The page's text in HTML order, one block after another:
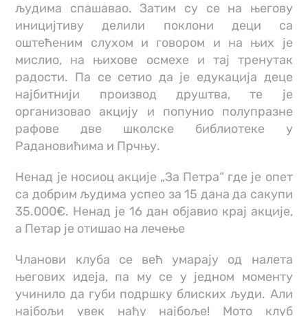
људима спашавао. Затим су се на његову
иницијтиву делили поклони деци са
оштећеним слухом и говором и на њих је
мислио, на њихове осмехе и тај тренутак
радости. Па се сетио да је едукација деце
најбитнији производ друштва, те је
организовао акцију и попунио полупразне
рафове две школске библиотеке у
Радановићима и Прчњу.
Ненад је носиоц акције „За Петра“ где је опет
са добрим људима успео за 15 дана да сакупи
35.000€. Ненад је 16 дан објавио крај акције,
а Петар је отишао на лечење
Чланови клуба се већ умарају од налета
његових идеја, па му се у једном моменту
учинило да губи подршку блиских људи. Али
најбољи увек нађу најбоље! Мото клуб